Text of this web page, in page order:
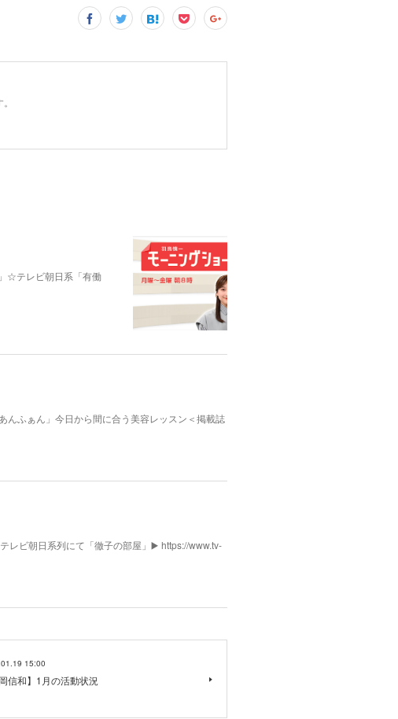
☆テレビ朝日系「有働
ふぁん」今日から間に合う美容レッスン＜掲載誌
レビ朝日系列にて「徹子の部屋」▶️ https://www.tv-
15:00
岡信和】1月の活動状況